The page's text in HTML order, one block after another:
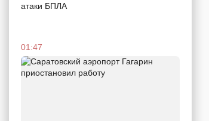
атаки БПЛА
01:47